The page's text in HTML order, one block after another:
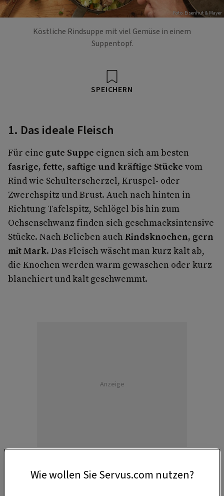
Foto: Eisenhut & Mayer
Köstliche Rindsuppe mit viel Gemüse in einem
Suppentopf.
SPEICHERN
1. Das ideale Fleisch
Für eine gute Suppe eignen sich am besten
fasrige, fette, saftige und kräftige Stücke vom
Rind wie Schulterscherzel, Kruspel- oder
Zwerchspitz und Brust. Auch nach hinten in
Richtung Tafelspitz, Schlögel bis hin zum
Ochsenschwanz finden sich geschmacksintensive
Stücke. Nach Belieben auch Rindsknochen, gern
mit Mark. Das Fleisch wäscht man kurz kalt ab,
die Knochen werden warm gewaschen oder kurz
blanchiert und kalt geschwemmt.
Anzeige
Wie wollen Sie Servus.com nutzen?